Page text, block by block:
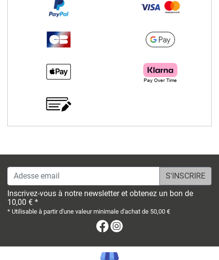
Adesse email
Inscrivez-vous à notre newsletter et obtenez un bon de
10,00 € *
* Utilisable à partir d'une valeur minimale d'achat de 50,00 €
Facebook